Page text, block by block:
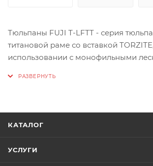
Тюльпаны FUJI T-LFTT - серия
титановой раме со вставкой
использовании с монофильными
КАТАЛОГ
УСЛУГИ